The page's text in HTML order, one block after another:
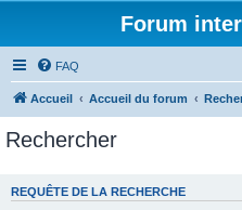
Forum
FAQ
Accueil Accueil du forum
Rechercher
REQUÊTE DE LA RECHERCHE